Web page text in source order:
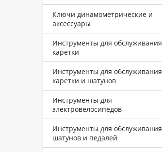
Ключи динамометрические и
аксессуары
Инструменты для обслуживания
каретки
Инструменты для обслуживания
каретки и шатунов
Инструменты для
электровелосипедов
Инструменты для обслуживания
шатунов и педалей